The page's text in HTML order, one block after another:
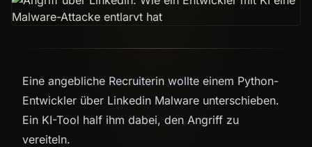
Eine angebliche Recruiterin wollte einem Python-
Entwickler über Linkedin Malware unterschieben.
Ein KI-Tool half ihm dabei, den Angriff zu
vereiteln.